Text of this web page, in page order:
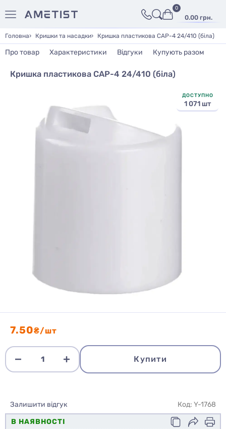
0.00 грн.
0
Головна Кришки та насадки Кришка пластикова CAP-4 24/410 (біла)
Про товар Характеристики Відгуки Купують разом
Кришка пластикова CAP-4 24/410 (біла)
ДОСТУПНО
1 071 шт
7.50₴/шт
Купити
Залишити відгук
Код: Y-1768
В НАЯВНОСТІ